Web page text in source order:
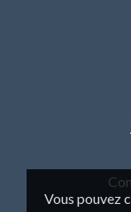
Vous pouvez